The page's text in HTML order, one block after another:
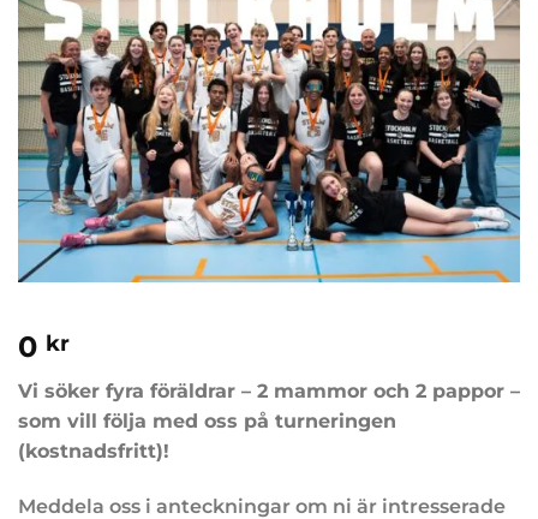
Lägg till i
önskelistan
0 kr
Vi söker fyra föräldrar – 2 mammor och 2 pappor –
som vill följa med oss på turneringen
(kostnadsfritt)!
Meddela oss i anteckningar om ni är intresserade